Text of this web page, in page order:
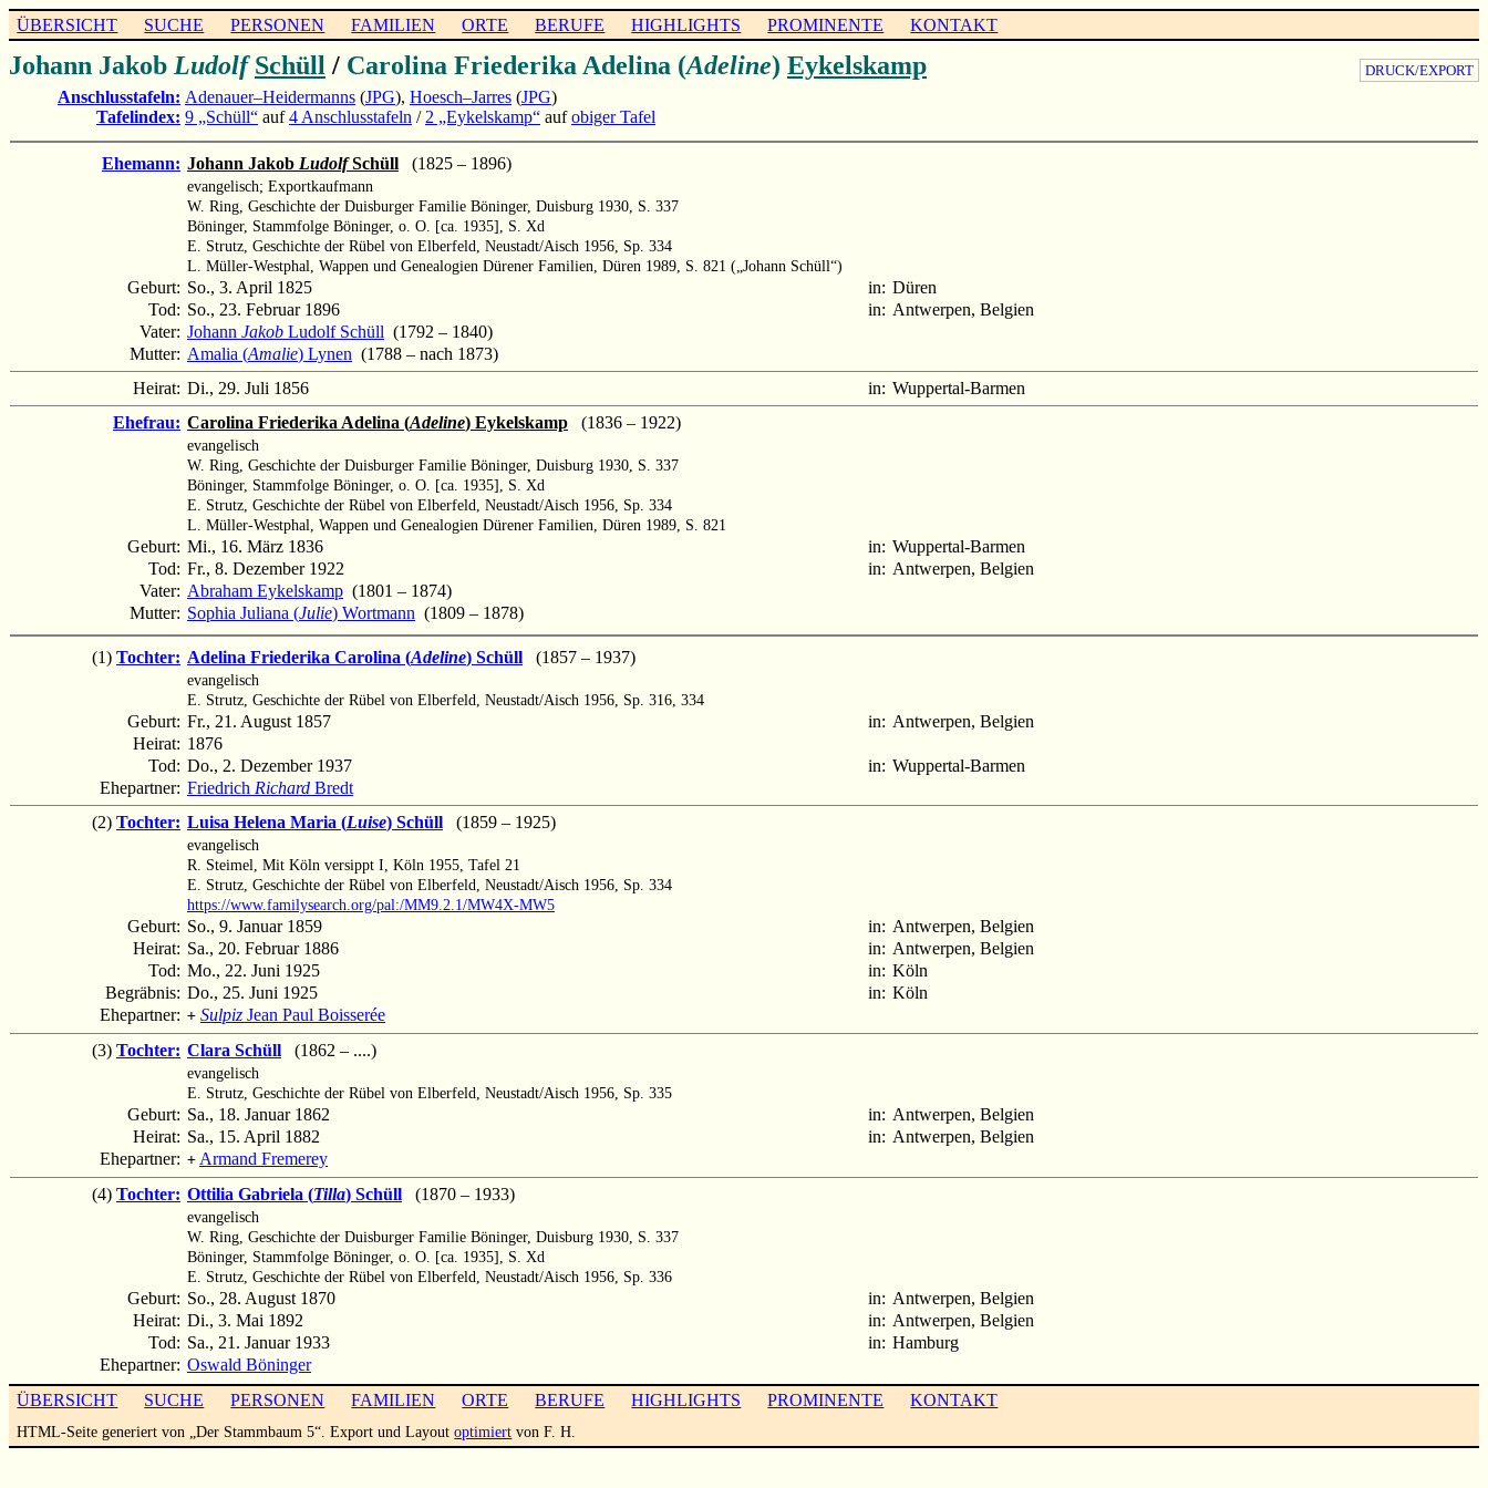
ÜBERSICHT SUCHE PERSONEN FAMILIEN ORTE BERUFE HIGHLIGHTS PROMINENTE KONTAKT
DRUCK/EXPORT
Johann Jakob Ludolf Schüll / Carolina Friederika Adelina (Adeline) Eykelskamp
Anschlusstafeln: Adenauer–Heidermanns (JPG), Hoesch–Jarres (JPG)
Tafelindex: 9 „Schüll“ auf4 Anschlusstafeln / 2 „Eykelskamp“ aufobiger Tafel
Ehemann: Johann Jakob LudolfSchüll (1825 – 1896)
evangelisch; Exportkaufmann
W. Ring, Geschichte der Duisburger Familie Böninger, Duisburg 1930, S. 337
Böninger, Stammfolge Böninger, o. O. [ca. 1935], S. Xd
E. Strutz, Geschichte der Rübel von Elberfeld, Neustadt/Aisch 1956, Sp. 334
L. Müller-Westphal, Wappen und Genealogien Dürener Familien, Düren 1989, S. 821 („Johann Schüll“)
Geburt: So., 3. April 1825 in: Düren
Tod: So., 23. Februar 1896 in: Antwerpen, Belgien
Vater: Johann Jakob Ludolf Schüll (1792 – 1840)
Mutter: Amalia (Amalie) Lynen (1788 – nach 1873)
Heirat: Di., 29. Juli 1856 in: Wuppertal-Barmen
Ehefrau: Carolina Friederika Adelina (Adeline) Eykelskamp (1836 – 1922)
evangelisch
W. Ring, Geschichte der Duisburger Familie Böninger, Duisburg 1930, S. 337
Böninger, Stammfolge Böninger, o. O. [ca. 1935], S. Xd
E. Strutz, Geschichte der Rübel von Elberfeld, Neustadt/Aisch 1956, Sp. 334
L. Müller-Westphal, Wappen und Genealogien Dürener Familien, Düren 1989, S. 821
Geburt: Mi., 16. März 1836 in: Wuppertal-Barmen
Tod: Fr., 8. Dezember 1922 in: Antwerpen, Belgien
Vater: Abraham Eykelskamp (1801 – 1874)
Mutter: Sophia Juliana (Julie) Wortmann (1809 – 1878)
(1) Tochter: Adelina Friederika Carolina (Adeline) Schüll (1857 – 1937)
evangelisch
E. Strutz, Geschichte der Rübel von Elberfeld, Neustadt/Aisch 1956, Sp. 316, 334
Geburt: Fr., 21. August 1857 in: Antwerpen, Belgien
Heirat: 1876
Tod: Do., 2. Dezember 1937 in: Wuppertal-Barmen
Ehepartner: Friedrich Richard Bredt
(2) Tochter: Luisa Helena Maria (Luise) Schüll (1859 – 1925)
evangelisch
R. Steimel, Mit Köln versippt I, Köln 1955, Tafel 21
E. Strutz, Geschichte der Rübel von Elberfeld, Neustadt/Aisch 1956, Sp. 334
https://www.familysearch.org/pal:/MM9.2.1/MW4X-MW5
Geburt: So., 9. Januar 1859 in: Antwerpen, Belgien
Heirat: Sa., 20. Februar 1886 in: Antwerpen, Belgien
Tod: Mo., 22. Juni 1925 in: Köln
Begräbnis: Do., 25. Juni 1925 in: Köln
Ehepartner: + Sulpiz Jean Paul Boisserée
(3) Tochter: Clara Schüll (1862 – ....)
evangelisch
E. Strutz, Geschichte der Rübel von Elberfeld, Neustadt/Aisch 1956, Sp. 335
Geburt: Sa., 18. Januar 1862 in: Antwerpen, Belgien
Heirat: Sa., 15. April 1882 in: Antwerpen, Belgien
Ehepartner: + Armand Fremerey
(4) Tochter: Ottilia Gabriela (Tilla) Schüll (1870 – 1933)
evangelisch
W. Ring, Geschichte der Duisburger Familie Böninger, Duisburg 1930, S. 337
Böninger, Stammfolge Böninger, o. O. [ca. 1935], S. Xd
E. Strutz, Geschichte der Rübel von Elberfeld, Neustadt/Aisch 1956, Sp. 336
Geburt: So., 28. August 1870 in: Antwerpen, Belgien
Heirat: Di., 3. Mai 1892 in: Antwerpen, Belgien
Tod: Sa., 21. Januar 1933 in: Hamburg
Ehepartner: Oswald Böninger
ÜBERSICHT
SUCHE PERSONEN FAMILIEN ORTE BERUFE HIGHLIGHTS PROMINENTE KONTAKT
HTML-Seite generiert von „Der Stammbaum 5“. Export und Layoutoptimiert von F. H.